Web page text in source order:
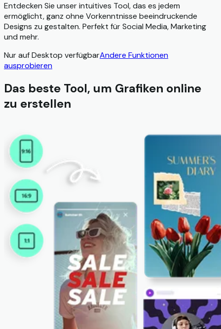
Entdecken Sie unser intuitives Tool, das es jedem
ermöglicht, ganz ohne Vorkenntnisse beeindruckende
Designs zu gestalten. Perfekt für Social Media, Marketing
und mehr.
Nur auf Desktop verfügbarAndere Funktionen
ausprobieren
Das beste Tool, um Grafiken online
zu erstellen